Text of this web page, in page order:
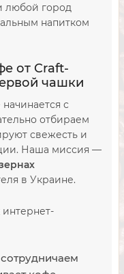
любой город
напитком
от Craft-
чашки
с
отбираем
свежесть и
Наша миссия —
в Украине.
интернет-